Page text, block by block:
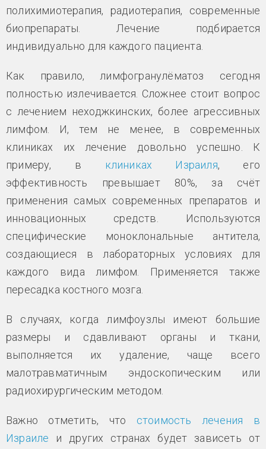
полихимиотерапия, радиотерапия, современные
биопрепараты. Лечение подбирается
индивидуально для каждого пациента.
Как правило, лимфогранулёматоз сегодня
полностью излечивается. Сложнее стоит вопрос
с лечением неходжкинских, более агрессивных
лимфом. И, тем не менее, в современных
клиниках их лечение довольно успешно. К
примеру, в клиниках Израиля, его
эффективность превышает 80%, за счёт
применения самых современных препаратов и
инновационных средств. Используются
специфические моноклональные антитела,
создающиеся в лабораторных условиях для
каждого вида лимфом. Применяется также
пересадка костного мозга.
В случаях, когда лимфоузлы имеют большие
размеры и сдавливают органы и ткани,
выполняется их удаление, чаще всего
малотравматичным эндоскопическим или
радиохирургическим методом.
Важно отметить, что стоимость лечения в
Израиле и других странах будет зависеть от